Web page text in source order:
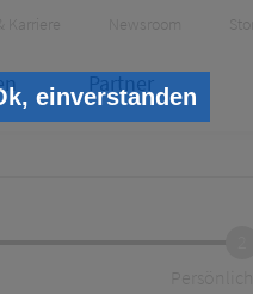
einverstanden
Karriere Newsroom
Partner